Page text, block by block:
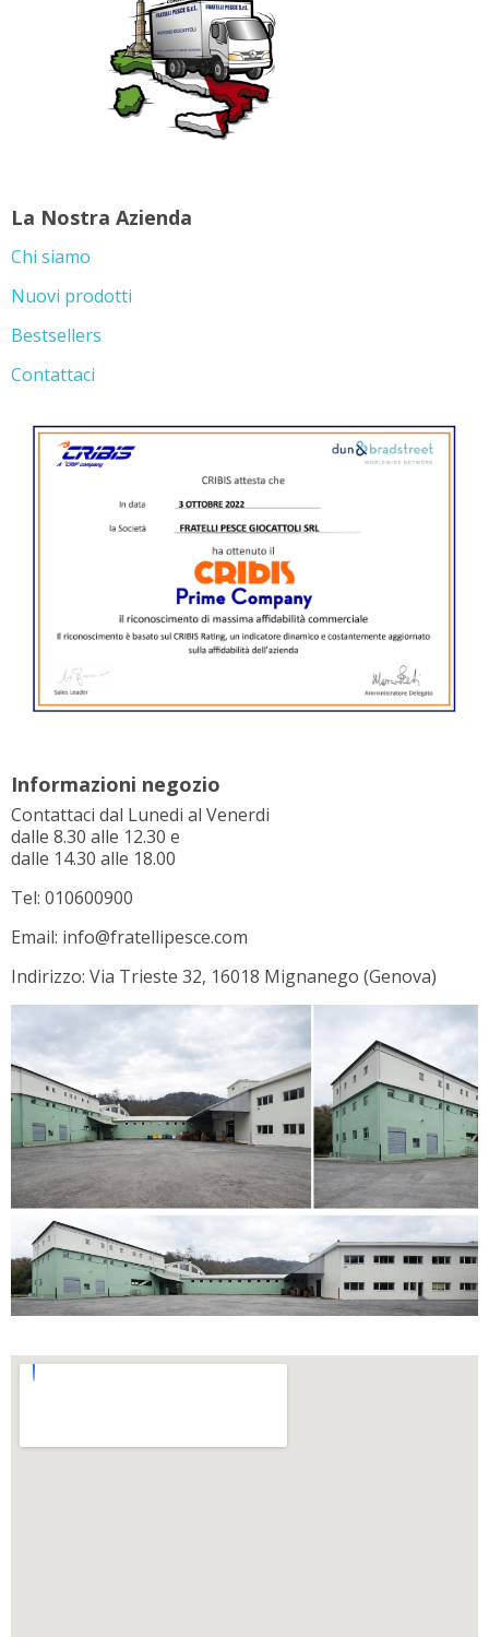
La Nostra Azienda
Chi siamo
Nuovi prodotti
Bestsellers
Contattaci
Informazioni negozio
Contattaci dal Lunedi al Venerdi
dalle 8.30 alle 12.30 e
dalle 14.30 alle 18.00
Tel: 010600900
Email: info@fratellipesce.com
Indirizzo: Via Trieste 32, 16018 Mignanego (Genova)